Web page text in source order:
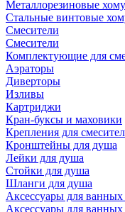
Металлорезиновые
Стальные винтовые
Смесители
Смесители
Комплектующие для
Аэраторы
Диверторы
Изливы
Картриджи
Кран-буксы и маховики
Крепления для
Кронштейны для душа
Лейки для душа
Стойки для душа
Шланги для душа
Аксессуары для
Аксессуары для